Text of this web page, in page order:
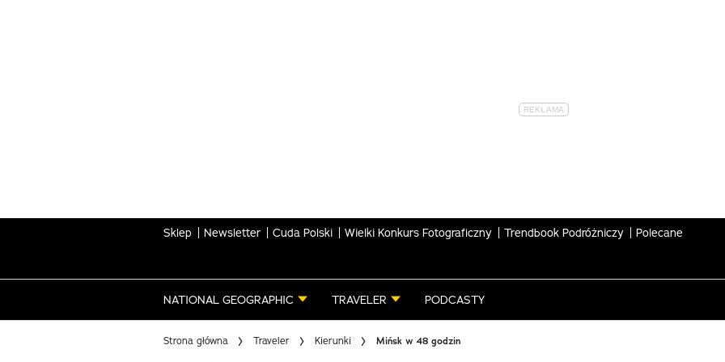
Sklep Newsletter Cuda Polski Wielki Konkurs Fotograficzny Trendbook Podróżniczy Polecane
NATIONAL GEOGRAPHIC TRAVELER PODCASTY
Strona główna Traveler Kierunki Mińsk w 48 godzin